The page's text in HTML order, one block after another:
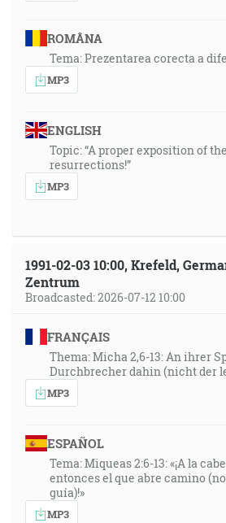
ROMÂNA
Tema: Prezentarea corecta a
MP3
ENGLISH
Topic: “A proper exposition of
resurrections!”
MP3
1991-02-03 10:00, Krefeld,
Zentrum
Broadcasted: 2026-07-12 10:00
FRANÇAIS
Thema: Micha 2,6-13: An ihrer
Durchbrecher dahin (nicht der
MP3
ESPAÑOL
Tema: Miqueas 2:6-13: «¡A la
entonces el que abre camino
guía)!»
MP3